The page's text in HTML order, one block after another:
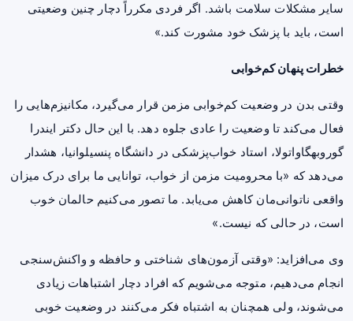
سایر مشکلات سلامت باشد. اگر فردی مکرراً دچار چنین وضعیتی
است، باید با پزشک خود مشورت کند.»
خطرات پنهان کم‌خوابی
وقتی بدن در وضعیت کم‌خوابی مزمن قرار می‌گیرد، مکانیزم‌هایی را
فعال می‌کند تا وضعیت را عادی جلوه دهد. با این حال دکتر ایندرا
گوروبهگاواتولا، استاد خواب‌پزشکی در دانشگاه پنسیلوانیا، هشدار
می‌دهد که «با محرومیت مزمن از خواب، توانایی ما برای درک میزان
واقعی ناتوانی‌مان کاهش می‌یابد. ما تصور می‌کنیم حالمان خوب
است، در حالی که نیست.»
وی می‌افزاید: «وقتی آزمون‌های شناختی و حافظه و واکنش‌سنجی
انجام می‌دهیم، متوجه می‌شویم که افراد دچار اشتباهات زیادی
می‌شوند، ولی همچنان به اشتباه فکر می‌کنند در وضعیت خوبی